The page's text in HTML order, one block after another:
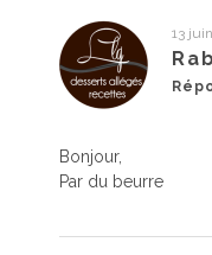
13
Bonjour,
Par du beurre